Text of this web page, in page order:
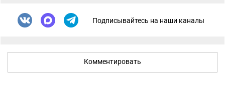
Подписывайтесь на наши каналы
Комментировать